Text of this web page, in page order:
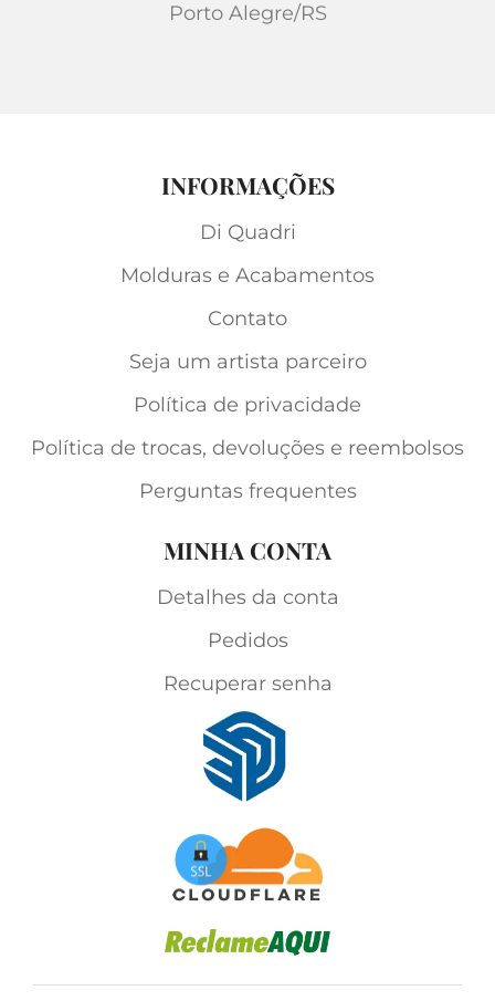
Porto Alegre/RS
INFORMAÇÕES
Di Quadri
Molduras e Acabamentos
Contato
Seja um artista parceiro
Política de privacidade
Política de trocas, devoluções e reembolsos
Perguntas frequentes
MINHA CONTA
Detalhes da conta
Pedidos
Recuperar senha